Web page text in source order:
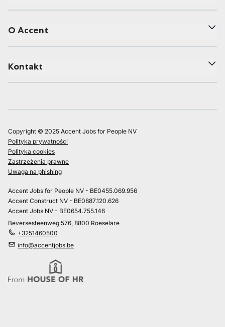
O Accent
Kontakt
Copyright © 2025 Accent Jobs for People NV
Polityka prywatności
Polityka cookies
Zastrzeżenia prawne
Uwaga na phishing
Accent Jobs for People NV - BE0455.069.956
Accent Construct NV - BE0887.120.626
Accent Jobs NV - BE0654.755.146
Beversesteenweg 576, 8800 Roeselare
+3251460500
info@accentjobs.be